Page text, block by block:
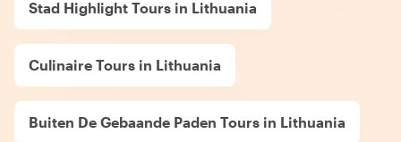
Stad Highlight Tours in Lithuania
Culinaire Tours in Lithuania
Buiten De Gebaande Paden Tours in Lithuania